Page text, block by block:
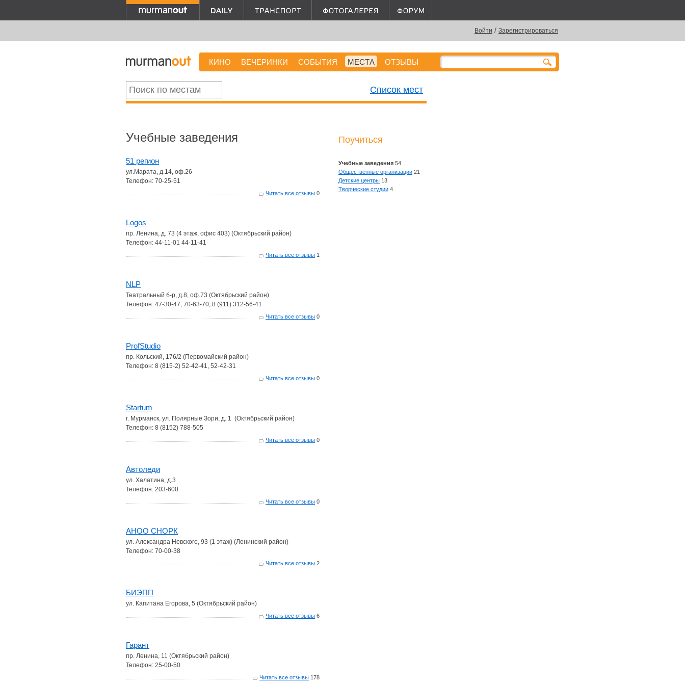
Войти / Зарегистрироваться
КИНО ВЕЧЕРИНКИ СОБЫТИЯ МЕСТА ОТЗЫВЫ
Список мест
Поучиться
Учебные заведения 54
Общественные организации 21
Детские центры 13
Творческие студии 4
Учебные заведения
51 регион
ул.Марата, д.14, оф.26
Телефон: 70-25-51
Читать все отзывы 0
Logos
пр. Ленина, д. 73 (4 этаж, офис 403) (Октябрьский район)
Телефон: 44-11-01 44-11-41
Читать все отзывы 1
NLP
Театральный б-р, д.8, оф.73 (Октябрьский район)
Телефон: 47-30-47, 70-63-70, 8 (911) 312-56-41
Читать все отзывы 0
ProfStudio
пр. Кольский, 176/2 (Первомайский район)
Телефон: 8 (815-2) 52-42-41, 52-42-31
Читать все отзывы 0
Startum
г. Мурманск, ул. Полярные Зори, д. 1 (Октябрьский район)
Телефон: 8 (8152) 788-505
Читать все отзывы 0
Автоледи
ул. Халатина, д.3
Телефон: 203-600
Читать все отзывы 0
АНОО СНОРК
ул. Александра Невского, 93 (1 этаж) (Ленинский район)
Телефон: 70-00-38
Читать все отзывы 2
БИЭПП
ул. Капитана Егорова, 5 (Октябрьский район)
Читать все отзывы 6
Гарант
пр. Ленина, 11 (Октябрьский район)
Телефон: 25-00-50
Читать все отзывы 178